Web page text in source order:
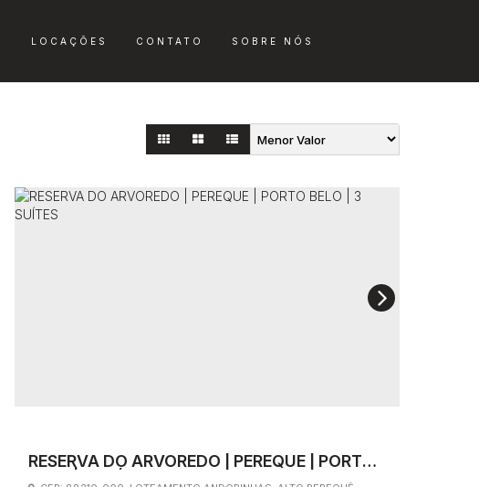
CONTATO SOBRE NÓS
LOCAÇÕES
RESERVA DO ARVOREDO | PEREQUE | PORTO